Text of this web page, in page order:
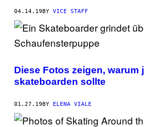
04.14.19 BY VICE STAFF
Diese Fotos zeigen, warum
skateboarden sollte
01.27.19BY ELENA VIALE